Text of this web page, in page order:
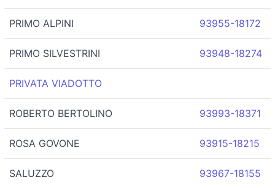
PRIMO ALPINI 93955-18172
PRIMO SILVESTRINI 93948-18274
PRIVATA VIADOTTO
ROBERTO BERTOLINO 93993-18371
ROSA GOVONE 93915-18215
SALUZZO 93967-18155